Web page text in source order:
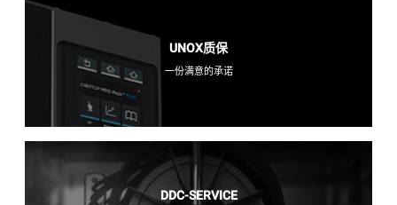
UNOX质保
一份满意的承诺
DDC-SERVICE